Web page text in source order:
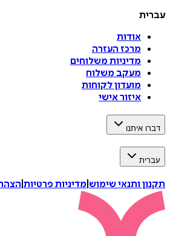
עברית
אודות
מרכז העזרה
מדיניות משלוחים
מעקב משלוח
מועדון לקוחות
איזור אישי
דברו איתנו
עברית
תקנון ותנאי שימוש מדיניות פרטיות